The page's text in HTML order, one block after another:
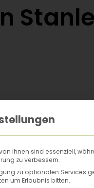
ihnen sind essenziell,
zu verbessern.
zu optionalen Services
um Erlaubnis bitten.